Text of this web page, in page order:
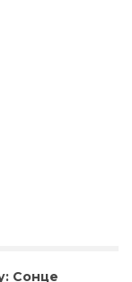
Сонце